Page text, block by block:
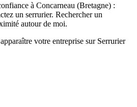
à Concarneau (Bretagne) :
un serrurier. Rechercher un
autour de moi.
votre entreprise sur Serrurier